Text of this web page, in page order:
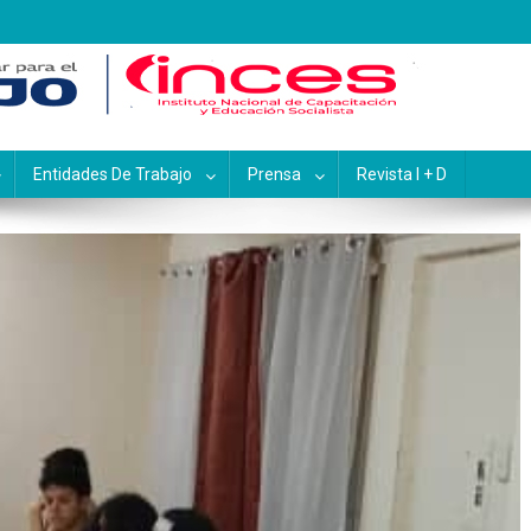
y Educación
Entidades De Trabajo Prensa Revista I + D